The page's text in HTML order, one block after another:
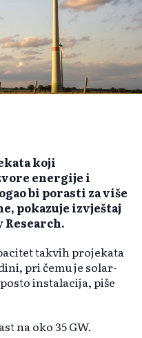
koji
energije i
bi porasti za više
pokazuje izvještaj
takvih projekata
pri čemu je solar-
instalacija, piše
na oko 35 GW.